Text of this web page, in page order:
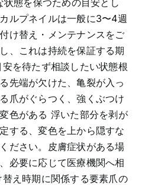
ルプネイルは一般に3〜4週
け替え・メンテナンスをご
、これは持続を保証する期
を待たず相談したい状態根
先端が欠けた、亀裂が入っ
爪がぐらつく、強くぶつけ
色がある 浮いた部分を剥が
する、変色を上から隠すな
ださい。皮膚症状がある場
必要に応じて医療機関へ相
え時期に関係する要素爪の